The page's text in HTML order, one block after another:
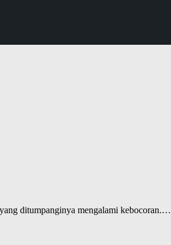
ditumpanginya mengalami kebocoran.…